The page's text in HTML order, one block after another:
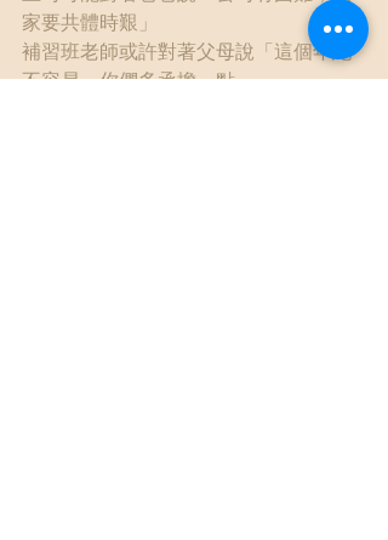
家要共體時艱」
補習班老師或許對著父母說「這個年紀
不容易，你們多承擔一點」